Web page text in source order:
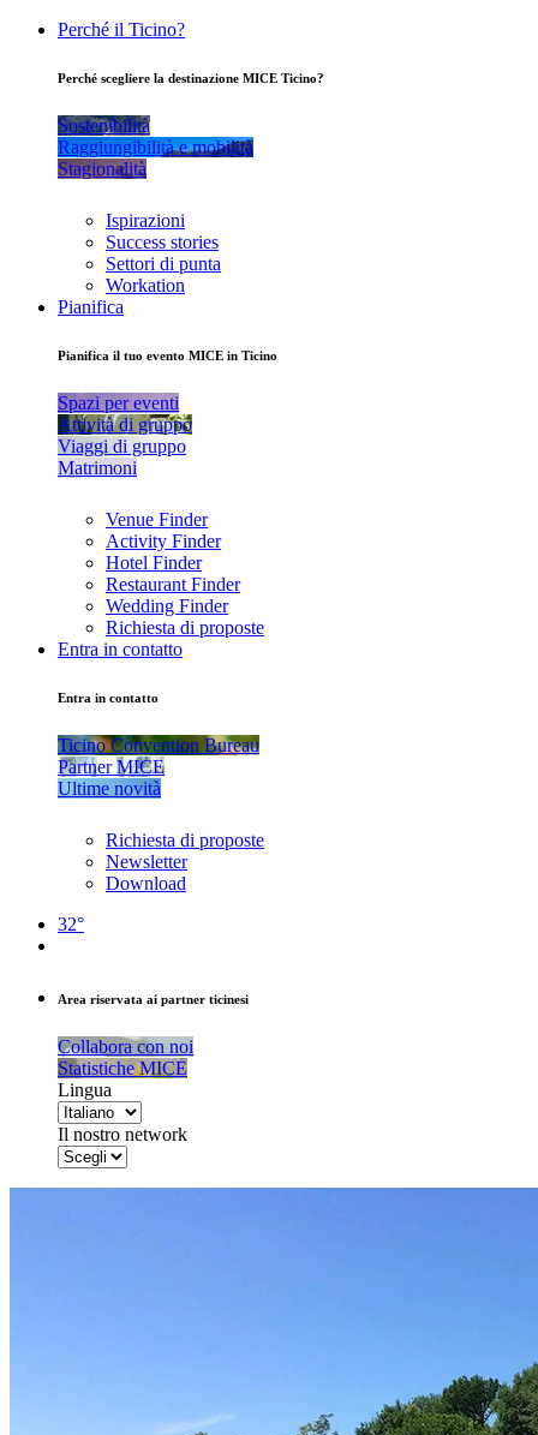
Perché il Ticino?
Perché scegliere la destinazione MICE Ticino?
Sostenibilità
Raggiungibilità e mobilità
Stagionalità
Ispirazioni
Success stories
Settori di punta
Workation
Pianifica
Pianifica il tuo evento MICE in Ticino
Spazi per eventi
Attività di gruppo
Viaggi di gruppo
Matrimoni
Venue Finder
Activity Finder
Hotel Finder
Restaurant Finder
Wedding Finder
Richiesta di proposte
Entra in contatto
Entra in contatto
Ticino Convention Bureau
Partner MICE
Ultime novità
Richiesta di proposte
Newsletter
Download
32°
Area riservata ai partner ticinesi
Collabora con noi
Statistiche MICE
Lingua
Il nostro network